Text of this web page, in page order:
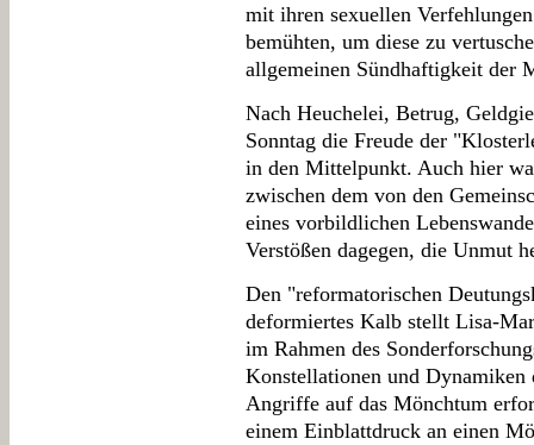
mit ihren sexuellen
bemühten, um diese zu
allgemeinen Sündhaftigkeit der
Nach Heuchelei, Betrug,
Sonntag die Freude der
in den Mittelpunkt. Auch hier
zwischen dem von den
eines vorbildlichen
Verstößen dagegen, die Unmut
Den "reformatorischen
deformiertes Kalb stellt Lisa-
im Rahmen des
Konstellationen und Dynamiken
Angriffe auf das Mönchtum
einem Einblattdruck an einen